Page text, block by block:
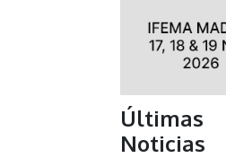
Últimas
Noticias